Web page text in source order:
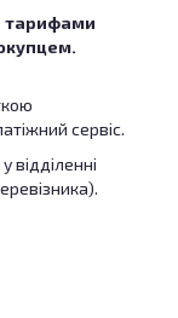
тарифами
сервіс.
відділенні